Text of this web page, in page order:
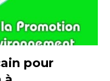
pour